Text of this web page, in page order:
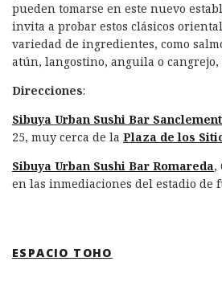
pueden tomarse en este nuevo
invita a probar estos clásicos
variedad de ingredientes, como
atún, langostino, anguila o cangrejo,
Direcciones:
Sibuya Urban Sushi Bar
25, muy cerca de la Plaza de los
Sibuya Urban Sushi Bar Romareda,
en las inmediaciones del estadio de
ESPACIO TOHO